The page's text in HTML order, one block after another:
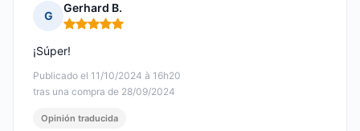
G
Gerhard B.
Nota: 5 de 5
Publicado el 11/10/2024 à 16h20
tras una compra de 28/09/2024
¡Súper!
Opinión traducida